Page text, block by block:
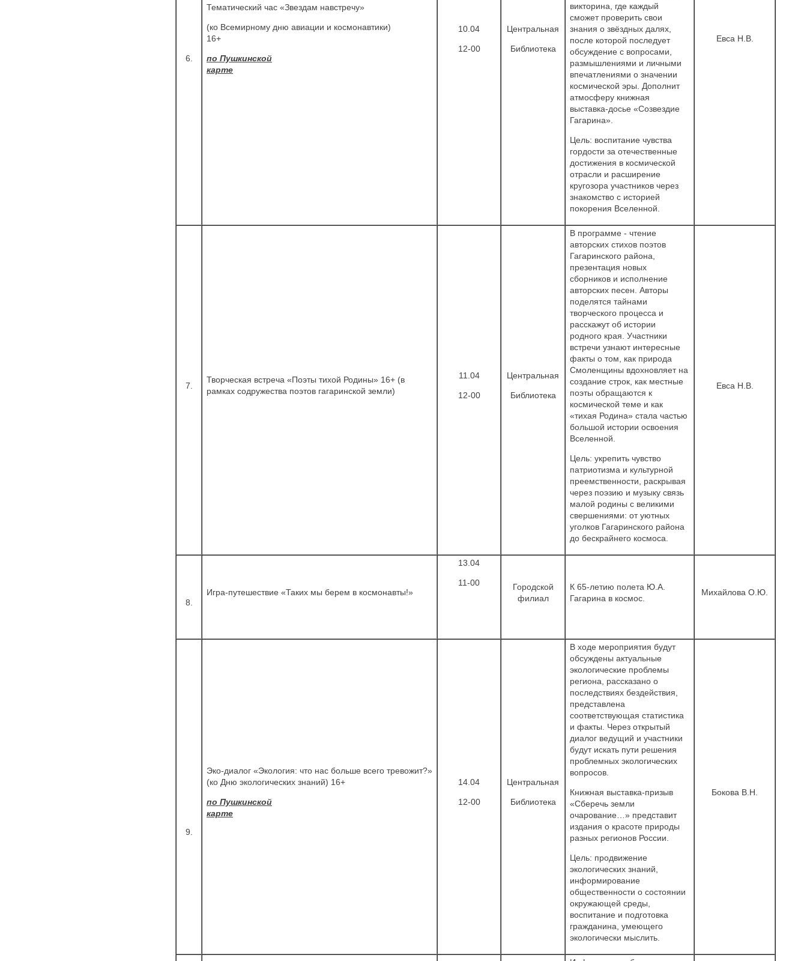
6.
Тематический час «Звездам навстречу»
(ко Всемирному дню авиации и космонавтики)
16+
по Пушкинской
карте
10.04
12-00
Центральная
Библиотека
викторина, где каждый
сможет проверить свои
знания о звёздных далях,
после которой последует
обсуждение с вопросами,
размышлениями и личными
впечатлениями о значении
космической эры. Дополнит
атмосферу книжная
выставка-досье «Созвездие
Гагарина».
Цель: воспитание чувства
гордости за отечественные
достижения в космической
отрасли и расширение
кругозора участников через
знакомство с историей
покорения Вселенной.
Евса Н.В.
7.
Творческая встреча «Поэты тихой Родины» 16+ (в
рамках содружества поэтов гагаринской земли)
11.04
12-00
Центральная
Библиотека
В программе - чтение
авторских стихов поэтов
Гагаринского района,
презентация новых
сборников и исполнение
авторских песен. Авторы
поделятся тайнами
творческого процесса и
расскажут об истории
родного края. Участники
встречи узнают интересные
факты о том, как природа
Смоленщины вдохновляет на
создание строк, как местные
поэты обращаются к
космической теме и как
«тихая Родина» стала частью
большой истории освоения
Вселенной.
Цель: укрепить чувство
патриотизма и культурной
преемственности, раскрывая
через поэзию и музыку связь
малой родины с великими
свершениями: от уютных
уголков Гагаринского района
до бескрайнего космоса.
Евса Н.В.
8.
Игра-путешествие «Таких мы берем в космонавты!»
13.04
11-00
Городской
филиал
К 65-летию полета Ю.А.
Гагарина в космос.
Михайлова О.Ю.
9.
Эко-диалог «Экология: что нас больше всего тревожит?»
(ко Дню экологических знаний) 16+
по Пушкинской
карте
14.04
12-00
Центральная
Библиотека
В ходе мероприятия будут
обсуждены актуальные
экологические проблемы
региона, рассказано о
последствиях бездействия,
представлена
соответствующая статистика
и факты. Через открытый
диалог ведущий и участники
будут искать пути решения
проблемных экологических
вопросов.
Книжная выставка-призыв
«Сберечь земли
очарование…» представит
издания о красоте природы
разных регионов России.
Цель: продвижение
экологических знаний,
информирование
общественности о состоянии
окружающей среды,
воспитание и подготовка
гражданина, умеющего
экологически мыслить.
Бокова В.Н.